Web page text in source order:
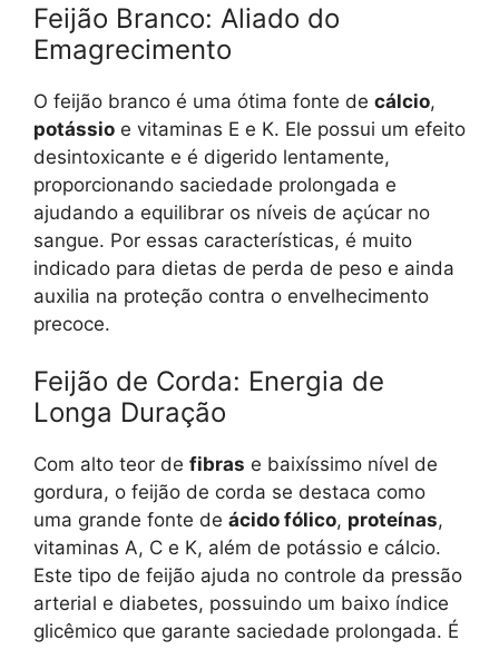
Feijão Branco: Aliado do
Emagrecimento
O feijão branco é uma ótima fonte de cálcio,
potássio e vitaminas E e K. Ele possui um efeito
desintoxicante e é digerido lentamente,
proporcionando saciedade prolongada e
ajudando a equilibrar os níveis de açúcar no
sangue. Por essas características, é muito
indicado para dietas de perda de peso e ainda
auxilia na proteção contra o envelhecimento
precoce.
Feijão de Corda: Energia de
Longa Duração
Com alto teor de fibras e baixíssimo nível de
gordura, o feijão de corda se destaca como
uma grande fonte de ácido fólico, proteínas,
vitaminas A, C e K, além de potássio e cálcio.
Este tipo de feijão ajuda no controle da pressão
arterial e diabetes, possuindo um baixo índice
glicêmico que garante saciedade prolongada. É